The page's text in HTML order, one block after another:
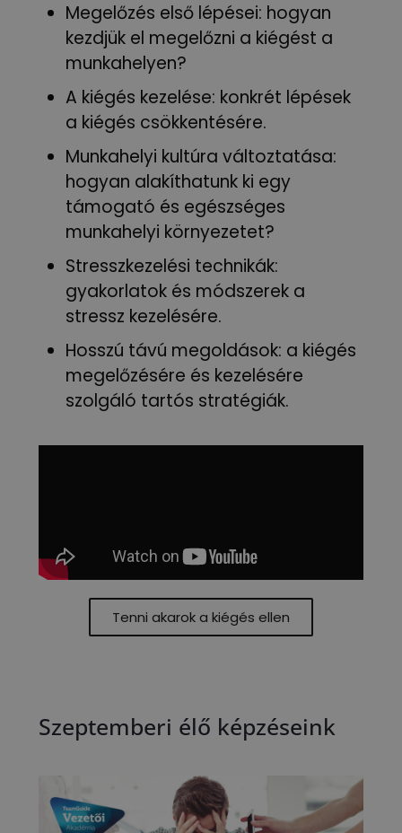
Megelőzés első lépései: hogyan
kezdjük el megelőzni a kiégést a
munkahelyen?
A kiégés kezelése: konkrét lépések
a kiégés csökkentésére.
Munkahelyi kultúra változtatása:
hogyan alakíthatunk ki egy
támogató és egészséges
munkahelyi környezetet?
Stresszkezelési technikák:
gyakorlatok és módszerek a
stressz kezelésére.
Hosszú távú megoldások: a kiégés
megelőzésére és kezelésére
szolgáló tartós stratégiák.
Tenni akarok a kiégés ellen
Szeptemberi élő képzéseink